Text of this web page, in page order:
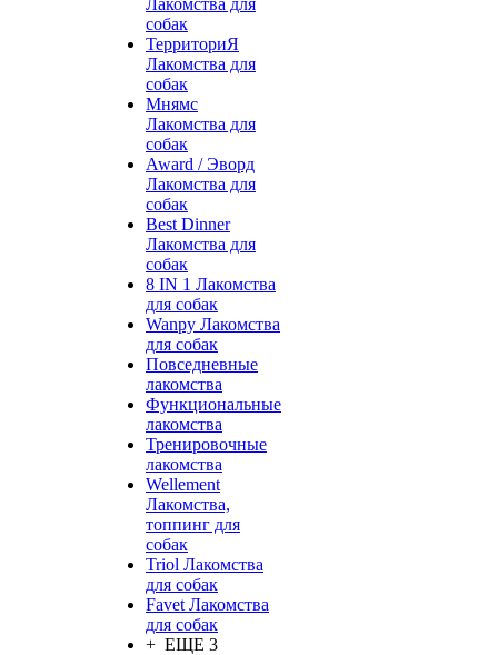
Лакомства для
собак
ТерриториЯ
Лакомства для
собак
Мнямс
Лакомства для
собак
Award / Эворд
Лакомства для
собак
Best Dinner
Лакомства для
собак
8 IN 1 Лакомства
для собак
Wanpy Лакомства
для собак
Повседневные
лакомства
Функциональные
лакомства
Тренировочные
лакомства
Wellement
Лакомства,
топпинг для
собак
Triol Лакомства
для собак
Favet Лакомства
для собак
+ ЕЩЕ 3